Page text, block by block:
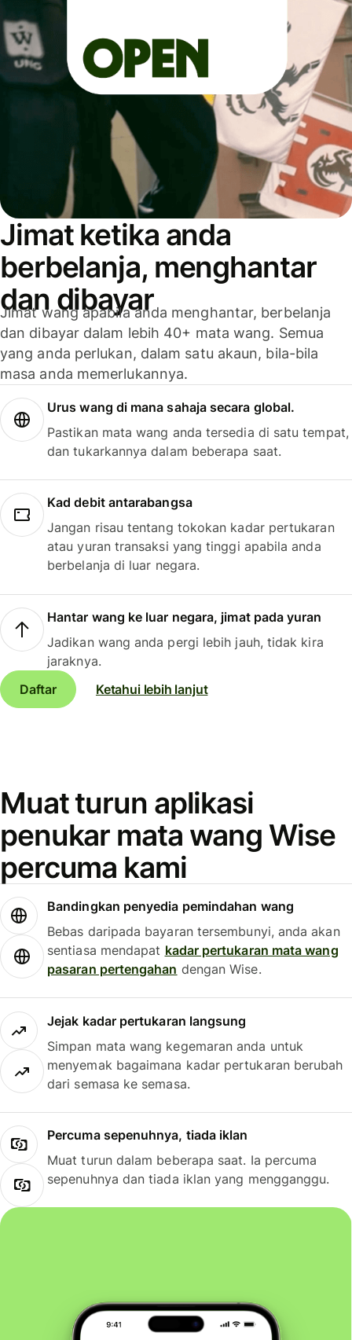
Jimat ketika anda
berbelanja, menghantar
dan dibayar
Jimat wang apabila anda menghantar, berbelanja
dan dibayar dalam lebih 40+ mata wang. Semua
yang anda perlukan, dalam satu akaun, bila-bila
masa anda memerlukannya.
Urus wang di mana sahaja secara global.
Pastikan mata wang anda tersedia di satu tempat,
dan tukarkannya dalam beberapa saat.
Kad debit antarabangsa
Jangan risau tentang tokokan kadar pertukaran
atau yuran transaksi yang tinggi apabila anda
berbelanja di luar negara.
Hantar wang ke luar negara, jimat pada yuran
Jadikan wang anda pergi lebih jauh, tidak kira
jaraknya.
Daftar
Ketahui lebih lanjut
Muat turun aplikasi
penukar mata wang Wise
percuma kami
Bandingkan penyedia pemindahan wang
Bebas daripada bayaran tersembunyi, anda akan
sentiasa mendapat kadar pertukaran mata wang
pasaran pertengahan dengan Wise.
Jejak kadar pertukaran langsung
Simpan mata wang kegemaran anda untuk
menyemak bagaimana kadar pertukaran berubah
dari semasa ke semasa.
Percuma sepenuhnya, tiada iklan
Muat turun dalam beberapa saat. Ia percuma
sepenuhnya dan tiada iklan yang mengganggu.